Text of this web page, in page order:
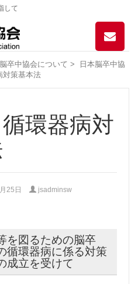
して
お
問
い
合
卒中協会について >
日本脳卒中協
対策基本法
環器病対
25日 jsadminsw
を図るための脳卒
循環器病に係る対策
成立を受けて